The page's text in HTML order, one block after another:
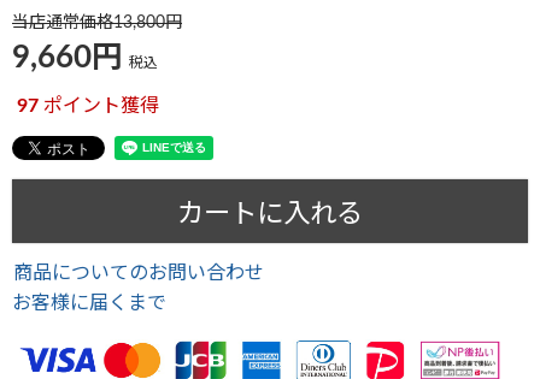
当店通常価格13,800
9,660 税込
97 ポイント獲得
カートに入れる
商品についてのお問い合わせ
お客様に届くまで